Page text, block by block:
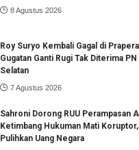
8 Agustus 2026
Roy Suryo Kembali Gagal di
Gugatan Ganti Rugi Tak Diterima
Selatan
7 Agustus 2026
Sahroni Dorong RUU Perampasan
Ketimbang Hukuman Mati
Pulihkan Uang Negara